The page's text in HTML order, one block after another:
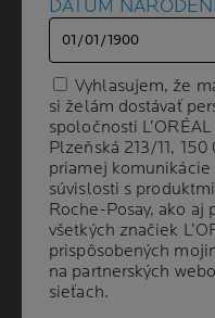
OBJEM
DÁTUM
Vyhlasujem, že
si želám dostávať
spoločnosti
Plzeňská 213/11,
priamej
súvislosti s
Roche-Posay, ako
všetkých značiek
prispôsobených
na partnerských
sieťach.
DÁTUM
Vyhlasujem, že
si želám dostávať
spoločnosti
Plzeňská 213/11,
priamej
súvislosti s
Roche-Posay, ako
všetkých značiek
prispôsobených
na partnerských
sieťach.